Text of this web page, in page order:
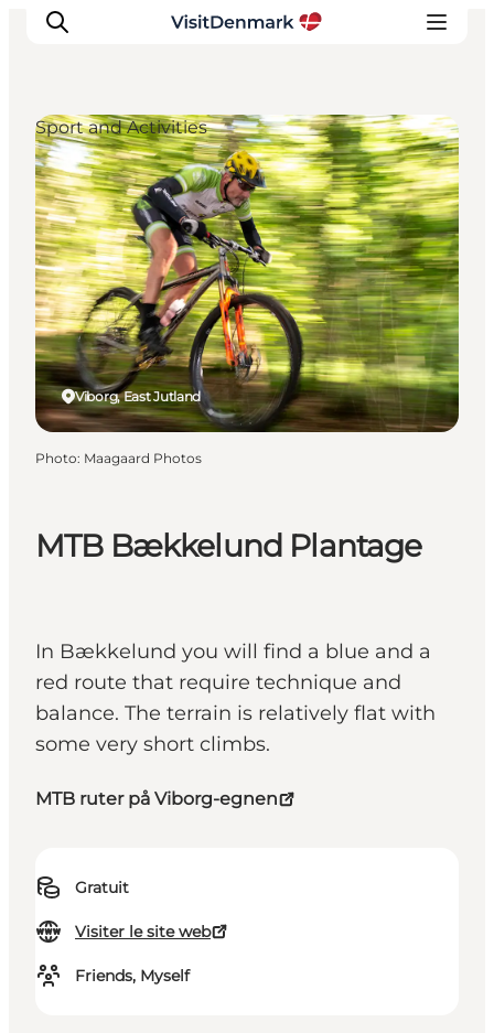
Inspirations
Destinations
Quoi faire
Hébergements
Planifiez votre voyage
MTB Bækkelund Plantage
In Bækkelund you will find a blue and a
red route that require technique and
balance. The terrain is relatively flat with
some very short climbs.
MTB ruter på Viborg-egnen
Gratuit
Visiter le site web
Friends, Myself
Viborg, East Jutland
Sport and Activities
Photo: Maagaard Photos